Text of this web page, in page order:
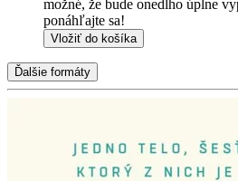
možné, že bude onedlho úplne
ponáhľajte sa!
Vložiť do košíka
Ďalšie formáty